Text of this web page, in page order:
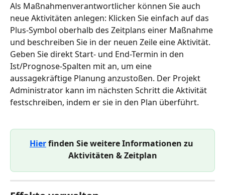
Als Maßnahmenverantwortlicher können Sie auch
neue Aktivitäten anlegen: Klicken Sie einfach auf das
Plus-Symbol oberhalb des Zeitplans einer Maßnahme
und beschreiben Sie in der neuen Zeile eine Aktivität.
Geben Sie direkt Start- und End-Termin in den
Ist/Prognose-Spalten mit an, um eine
aussagekräftige Planung anzustoßen. Der Projekt
Administrator kann im nächsten Schritt die Aktivität
festschreiben, indem er sie in den Plan überführt.
Hier finden Sie weitere Informationen zu
Aktivitäten & Zeitplan